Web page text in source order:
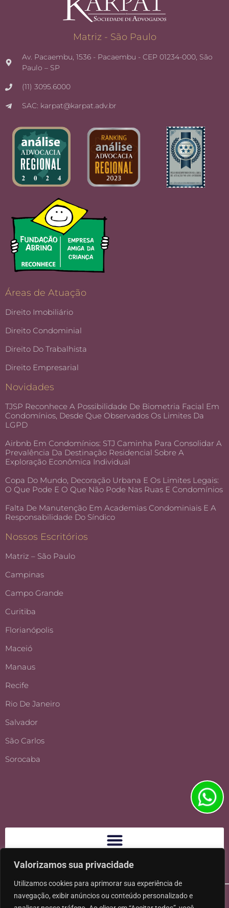
Valorizamos sua privacidade
Utilizamos cookies para aprimorar sua experiência de
navegação, exibir anúncios ou conteúdo personalizado e
Matriz - São Paulo
Av. Pacaembu, 1536 - Pacaembu - CEP 01234-000, São
Paulo – SP
(11) 3095.6000
SAC: karpat@karpat.adv.br
Áreas de Atuação
Direito Imobiliário
Direito Condominial
Direito Do Trabalhista
Direito Empresarial
Novidades
TJSP Reconhece A Possibilidade De Biometria Facial Em
Condomínios, Desde Que Observados Os Limites Da
LGPD
Airbnb Em Condomínios: STJ Caminha Para Consolidar A
Prevalência Da Destinação Residencial Sobre A
Exploração Econômica Individual
Copa Do Mundo, Decoração Urbana E Os Limites Legais:
O Que Pode E O Que Não Pode Nas Ruas E Condomínios
Falta De Manutenção Em Academias Condominiais E A
Responsabilidade Do Síndico
Nossos Escritórios
Matriz – São Paulo
Campinas
Campo Grande
Curitiba
Florianópolis
Maceió
Manaus
Recife
Rio De Janeiro
Salvador
São Carlos
Sorocaba